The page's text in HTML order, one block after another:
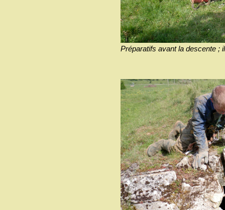
Préparatifs avant la descente ;